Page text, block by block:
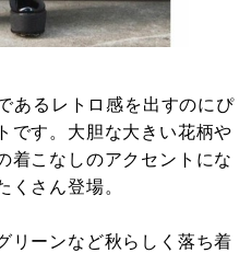
あるレトロ感を出すのにぴ
です。大胆な大きい花柄や
着こなしのアクセントにな
くさん登場。
リーンなど秋らしく落ち着